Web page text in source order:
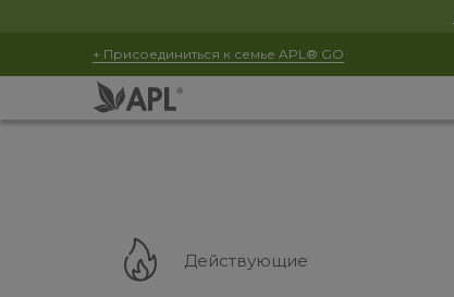
+ Присоединиться к семье APL® GO
Действующие